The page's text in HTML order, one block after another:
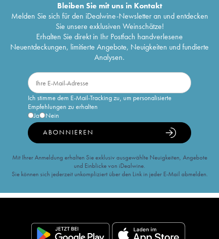
Bleiben Sie mit uns in Kontakt
Melden Sie sich für den iDealwine-Newsletter an und entdecken
Sie unsere exklusiven Weinschätze!
Erhalten Sie direkt in Ihr Postfach handverlesene
Neuentdeckungen, limitierte Angebote, Neuigkeiten und fundierte
Analysen.
Ich stimme dem E-Mail-Tracking zu, um personalisierte
Empfehlungen zu erhalten
Ja
Nein
ABONNIEREN
Mit Ihrer Anmeldung erhalten Sie exklusiv ausgewählte Neuigkeiten, Angebote
und Einblicke von iDealwine.
Sie können sich jederzeit unkompliziert über den Link in jeder E-Mail abmelden.